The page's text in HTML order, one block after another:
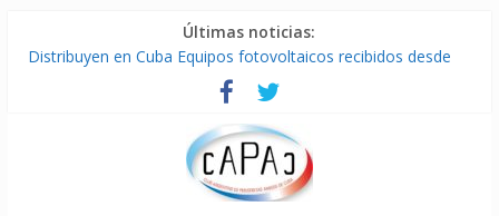
Últimas noticias:
Distribuyen en Cuba Equipos fotovoltaicos recibidos desde
La ONU condena medidas de EE.UU contra Cuba
Cuba alerta sobre doctrina militar de dominación de EEUU
Nuevas sanciones de EEUU contra Cuba apuntan a la
cooperación militar con Rusia y China
Brutal represión contra los que marchan para que no se